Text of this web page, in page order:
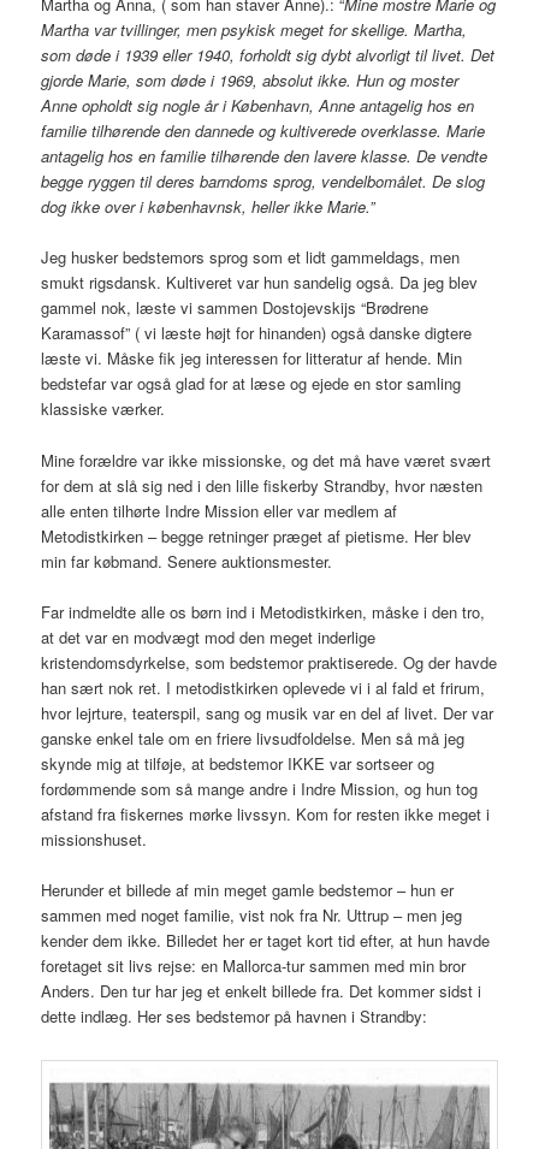
Martha var tvillinger, men psykisk meget for skellige. Martha,
som døde i 1939 eller 1940, forholdt sig dybt alvorligt til livet. Det
gjorde Marie, som døde i 1969, absolut ikke. Hun og moster
Anne opholdt sig nogle år i København, Anne antagelig hos en
familie tilhørende den dannede og kultiverede overklasse. Marie
antagelig hos en familie tilhørende den lavere klasse. De vendte
begge ryggen til deres barndoms sprog, vendelbomålet. De slog
dog ikke over i københavnsk, heller ikke Marie.”
Jeg husker bedstemors sprog som et lidt gammeldags, men
smukt rigsdansk. Kultiveret var hun sandelig også. Da jeg blev
gammel nok, læste vi sammen Dostojevskijs “Brødrene
Karamassof” ( vi læste højt for hinanden) også danske digtere
læste vi. Måske fik jeg interessen for litteratur af hende. Min
bedstefar var også glad for at læse og ejede en stor samling
klassiske værker.
Mine forældre var ikke missionske, og det må have været svært
for dem at slå sig ned i den lille fiskerby Strandby, hvor næsten
alle enten tilhørte Indre Mission eller var medlem af
Metodistkirken – begge retninger præget af pietisme. Her blev
min far købmand. Senere auktionsmester.
Far indmeldte alle os børn ind i Metodistkirken, måske i den tro,
at det var en modvægt mod den meget inderlige
kristendomsdyrkelse, som bedstemor praktiserede. Og der havde
han sært nok ret. I metodistkirken oplevede vi i al fald et frirum,
hvor lejrture, teaterspil, sang og musik var en del af livet. Der var
ganske enkel tale om en friere livsudfoldelse. Men så må jeg
skynde mig at tilføje, at bedstemor IKKE var sortseer og
fordømmende som så mange andre i Indre Mission, og hun tog
afstand fra fiskernes mørke livssyn. Kom for resten ikke meget i
missionshuset.
Herunder et billede af min meget gamle bedstemor – hun er
sammen med noget familie, vist nok fra Nr. Uttrup – men jeg
kender dem ikke. Billedet her er taget kort tid efter, at hun havde
foretaget sit livs rejse: en Mallorca-tur sammen med min bror
Anders. Den tur har jeg et enkelt billede fra. Det kommer sidst i
dette indlæg. Her ses bedstemor på havnen i Strandby: